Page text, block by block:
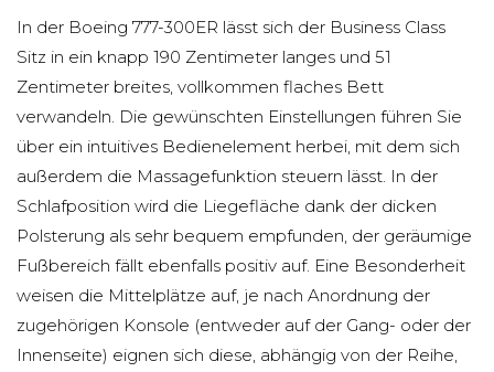
In der Boeing 777-300ER lässt sich der Business Class
Sitz in ein knapp 190 Zentimeter langes und 51
Zentimeter breites, vollkommen flaches Bett
verwandeln. Die gewünschten Einstellungen führen Sie
über ein intuitives Bedienelement herbei, mit dem sich
außerdem die Massagefunktion steuern lässt. In der
Schlafposition wird die Liegefläche dank der dicken
Polsterung als sehr bequem empfunden, der geräumige
Fußbereich fällt ebenfalls positiv auf. Eine Besonderheit
weisen die Mittelplätze auf, je nach Anordnung der
zugehörigen Konsole (entweder auf der Gang- oder der
Innenseite) eignen sich diese, abhängig von der Reihe,